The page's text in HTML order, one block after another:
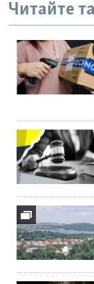
Читайте